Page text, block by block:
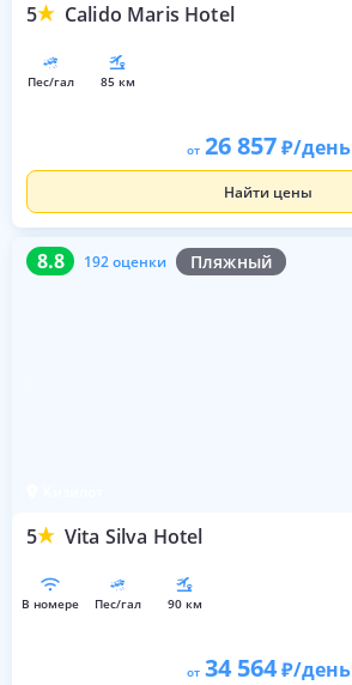
5 Calido Maris Hotel
пес/гал 85 км
от 26 857 /день
Найти цены
8.8 192 оценки Пляжный
5 Vita Silva Hotel
8.8 192 оценки
в номере пес/гал 90 км
от 34 564 /день